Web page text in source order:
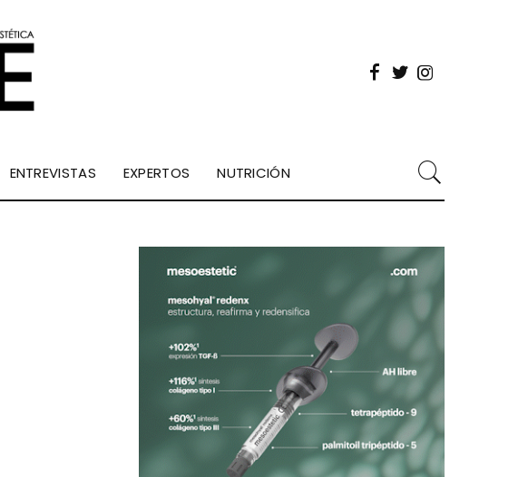
ENTREVISTAS EXPERTOS NUTRICIÓN